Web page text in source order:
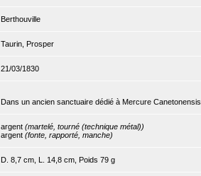
Berthouville
Taurin, Prosper
21/03/1830
Dans un ancien sanctuaire dédié à Mercure
argent (martelé, tourné (technique métal))
argent (fonte, rapporté, manche)
D. 8,7 cm, L. 14,8 cm, Poids 79 g